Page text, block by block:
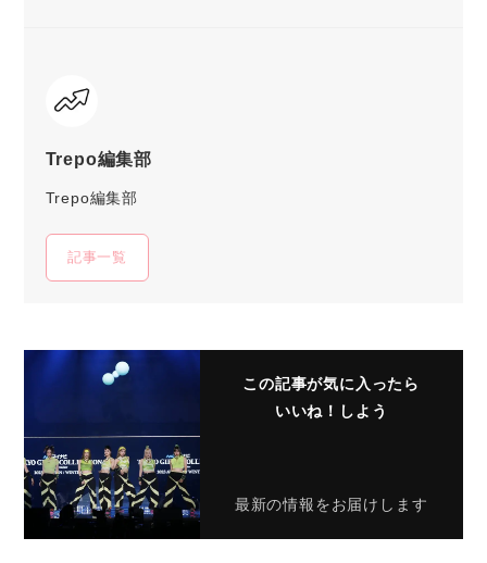
Trepo編集部
Trepo編集部
記事一覧
この記事が気に入ったら
いいね！しよう
最新の情報をお届けします